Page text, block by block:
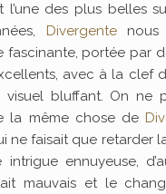
l’une des plus belles
Divergentenous
fascinante, portée par
avec à la clef
visuel bluffant. On ne
la même chose de
ne faisait que retarder
ennuyeuse,
mauvais et le